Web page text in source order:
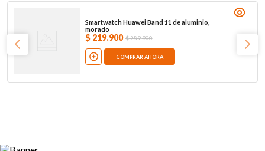
Smartwatch Huawei Band 11 de aluminio,
morado
$ 219.900 $289.900
COMPRAR AHORA